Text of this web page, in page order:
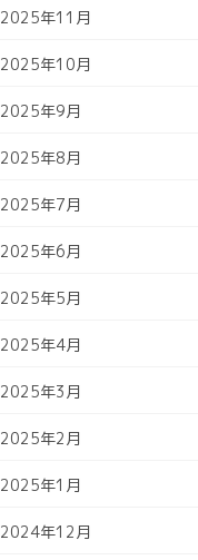
2025年11月
2025年10月
2025年9月
2025年8月
2025年7月
2025年6月
2025年5月
2025年4月
2025年3月
2025年2月
2025年1月
2024年12月